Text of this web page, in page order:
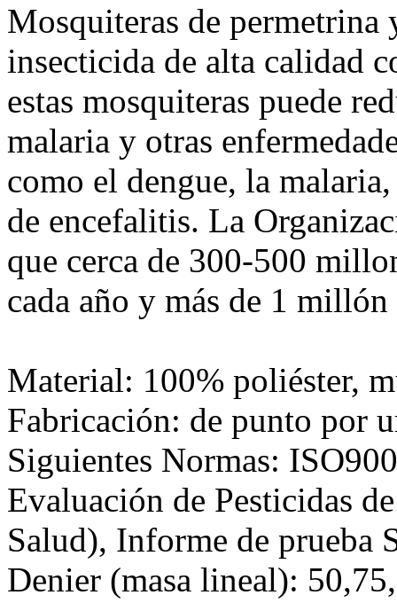
Mosquiteras de permetrina
insecticida de alta calidad
estas mosquiteras puede
malaria y otras
como el dengue, la
de encefalitis. La
que cerca de 300-500
cada año y más de 1
Material: 100% poliéster,
Fabricación: de punto por
Siguientes Normas:
Evaluación de Pesticidas
Salud), Informe de prueba
Denier (masa lineal):